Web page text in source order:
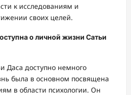
к исследованиям и
своих целей.
о личной жизни Сатьи
Даса доступно немного
была в основном посвящена
в области психологии. Он